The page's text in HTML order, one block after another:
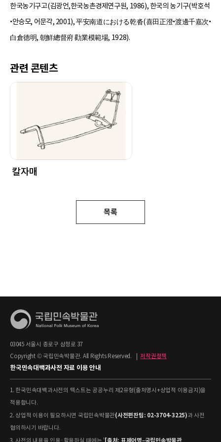
한국농기구고(김광언,한국농촌경제연구원, 1986), 한국의 농기구(박호석
•안승모, 어문각, 2001), 平安南道における乾沓(喜田正澄•渡邊千嘉次•
白倉德明, 朝鮮總督府 勸業模範場, 1928).
관련 콘텐츠
칼자매
목록
03045 서울시 종로구 삼청로 37
Copyright © 국립민속박물관. All Rights Reserved.
저작권정책
한국민속대백과사전 자료 이용 안내
1. 한국민속대백과사전의 텍스트는 공공누리 제2유형(출처명시+상업적 이용금지)을
적용합니다.
2. 상업적 이용이 필요하시면 국립민속박물관(사전편찬팀: 02-3704-3225)과 사전
협의하시기 바랍니다.
[출처: 표제어명–국립민속박물관